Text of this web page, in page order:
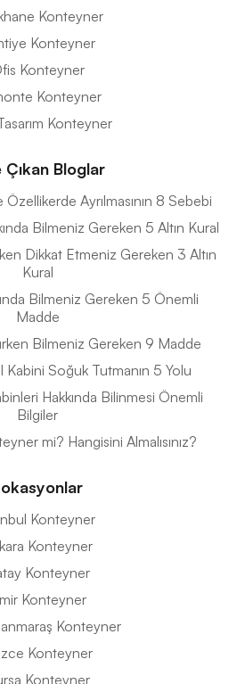
Konteyner
Konteyner
Konteyner
Konteyner
Konteyner
Çıkan Bloglar
Özellikerde Ayrılmasının 8 Sebebi
Bilmeniz Gereken 5 Altın Kural
Dikkat Etmeniz Gereken 3 Altın
Kural
Bilmeniz Gereken 5 Önemli
Madde
Bilmeniz Gereken 9 Madde
Kabini Soğuk Tutmanın 5 Yolu
Hakkında Bilinmesi Önemli
Bilgiler
mi? Hangisini Almalısınız?
Konteyner
Konteyner
Konteyner
Konteyner
Konteyner
Konteyner
Konteyner